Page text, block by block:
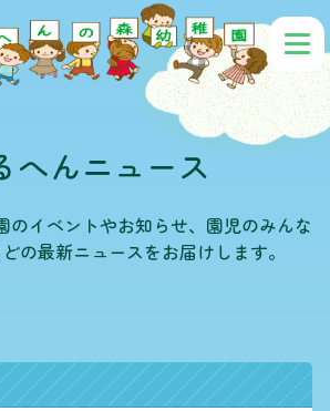
へんニュース
のイベントやお知らせ、園児のみんな
の最新ニュースをお届けします。